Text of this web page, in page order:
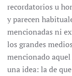
recordatorios u
y parecen
mencionadas ni
los grandes
mencionado
una idea: la de